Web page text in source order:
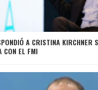
A CRISTINA KIRCHNER
CON EL FMI